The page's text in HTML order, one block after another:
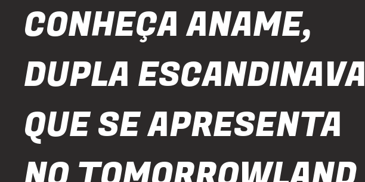
CONHEÇA ANAME,
DUPLA ESCANDINAVA
QUE SE APRESENTA